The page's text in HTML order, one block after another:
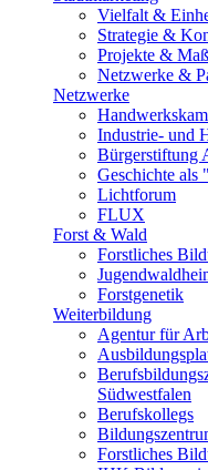
Vielfalt &
Strategie &
Projekte &
Netzwerke &
Netzwerke
Industrie- und
Bürgerstiftung
Geschichte als
Lichtforum
FLUX
Forst & Wald
Forstliches
Forstgenetik
Weiterbildung
Agentur für
Südwestfalen
Berufskollegs
Forstliches